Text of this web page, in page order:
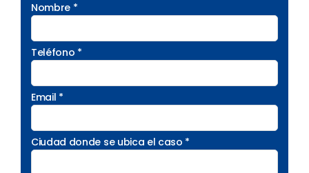
Nombre *
Teléfono *
Email *
Ciudad donde se ubica el caso *